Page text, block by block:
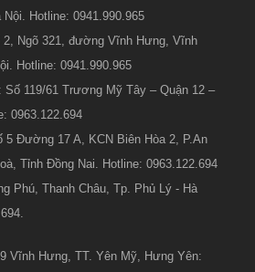
Hotline: 0941.990.965
2, Ngõ 321, đường Vĩnh Hưng, Vĩnh
Hotline: 0941.990.965
Số 119/61 Trương Mỹ Tây – Quận 12 –
0963.122.694
5 Đường 17 A, KCN Biên Hòa 2, P.An
Tỉnh Đồng Nai. Hotline: 0963.122.694
Phú, Thanh Châu, Tp. Phủ Lý - Hà
Vĩnh Hưng, TT. Yên Mỹ, Hưng Yên: